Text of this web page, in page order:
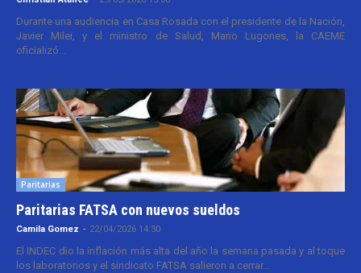
Durante una audiencia en Casa Rosada con el presidente de la Nación,
Javier Milei, y el ministro de Salud, Mario Lugones, la CAEME
oficializó...
Paritarias
Paritarias FATSA con nuevos sueldos
Camila Gomez - 22/04/2026 14:30
El INDEC dio la inflación más alta del año la semana pasada y al toque
los laboratorios y el sindicato FATSA salieron a cerrar...